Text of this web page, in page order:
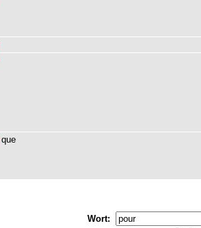
que
Wort: